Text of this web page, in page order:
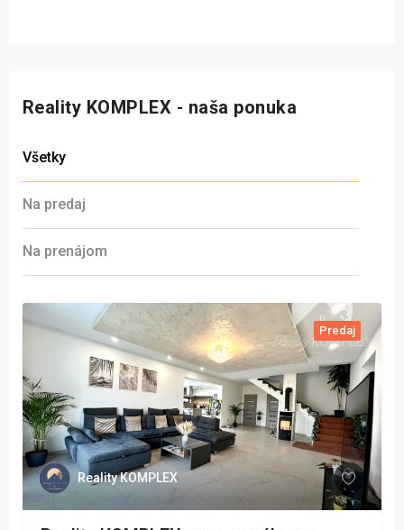
Reality KOMPLEX - naša ponuka
Všetky
Na predaj
Na prenájom
Predaj
Reality KOMPLEX